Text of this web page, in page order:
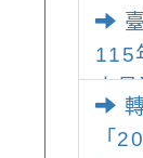
115
人
期
「
幸福國民中
年度暑假區
與體驗育樂
及報名簡章
助宣傳並鼓